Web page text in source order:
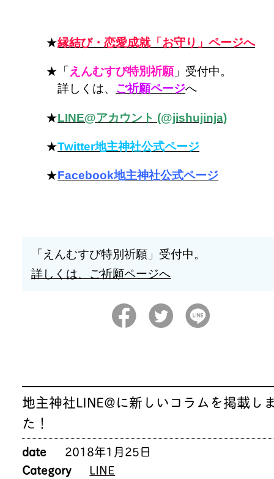
★縁結び・恋愛成就「お守り」ページへ
★「 えんむすび特別祈願」受付中。
詳しくは、 ご祈願ページへ
★LINE@アカウント (@jishujinja)
★Twitter地主神社公式ページ
★Facebook地主神社公式ページ
「えんむすび特別祈願」受付中。
詳しくは、ご祈願ページへ
地主神社LINE@に新しいコラムを掲載し
た！
date
2018年1月25日
Category
LINE